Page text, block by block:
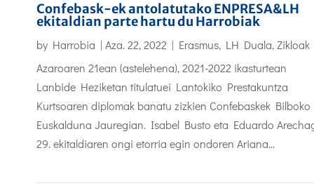
Confebask-ek antolatutako ENPRESA&LH
ekitaldian parte hartu du Harrobiak
by Harrobia | Aza. 22, 2022 | Erasmus, LH Duala,Zikloak
Azaroaren 21ean (astelehena), 2021-2022 ikasturtean
Lanbide Heziketan titulatuei Lantokiko Prestakuntza
Kurtsoaren diplomak banatu zizkien Confebaskek Bilboko
Euskalduna Jauregian. Isabel Busto eta Eduardo
29. ekitaldiaren ongi etorria egin ondoren Ariana...